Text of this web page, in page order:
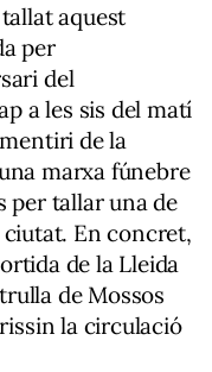
aquest
per
del
a les sis del matí
de la
marxa fúnebre
per tallar una de
En concret,
de la Lleida
de Mossos
la circulació